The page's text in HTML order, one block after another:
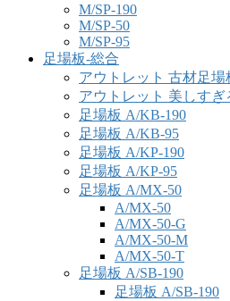
M/SP-190
M/SP-50
M/SP-95
足場板-総合
アウトレット 古材足場
アウトレット 美しすぎ
足場板 A/KB-190
足場板 A/KB-95
足場板 A/KP-190
足場板 A/KP-95
足場板 A/MX-50
A/MX-50
A/MX-50-G
A/MX-50-M
A/MX-50-T
足場板 A/SB-190
足場板 A/SB-190